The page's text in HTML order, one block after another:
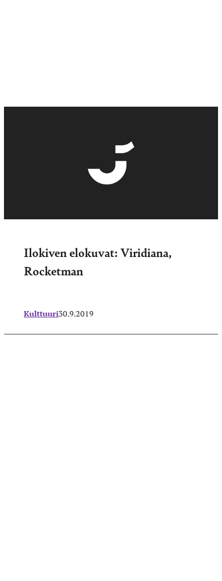
Ilokiven elokuvat: Viridiana,
Rocketman
Kulttuuri30.9.2019